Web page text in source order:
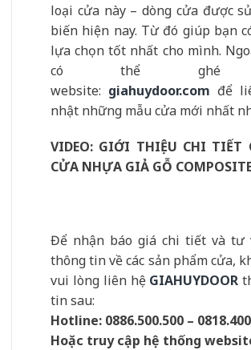
loại cửa này – dòng cửa được
biến hiện nay. Từ đó giúp bạn
lựa chọn tốt nhất cho mình.
có thể ghé
website: giahuydoor.com để
nhật những mẫu cửa mới nhất
VIDEO: GIỚI THIỆU CHI TIẾT
CỬA NHỰA GIẢ GỖ
Để nhận báo giá chi tiết và tư
thông tin về các sản phẩm cửa,
vui lòng liên hệ GIAHUYDOOR
tin sau:
Hotline: 0886.500.500 –
Hoặc truy cập hệ thống